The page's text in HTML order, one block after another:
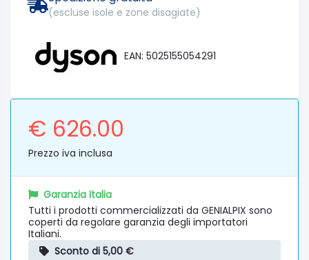
(escluse isole e zone disagiate)
EAN: 5025155054291
€ 626.00
Prezzo iva inclusa
Garanzia Italia
Tutti i prodotti commercializzati da GENIALPIX sono
coperti da regolare garanzia degli importatori
Italiani.
Sconto di 5,00 €